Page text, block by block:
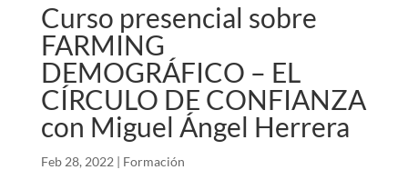
Curso presencial sobre
FARMING
DEMOGRÁFICO – EL
CÍRCULO DE CONFIANZA
con Miguel Ángel Herrera
Feb 28, 2022 | Formación